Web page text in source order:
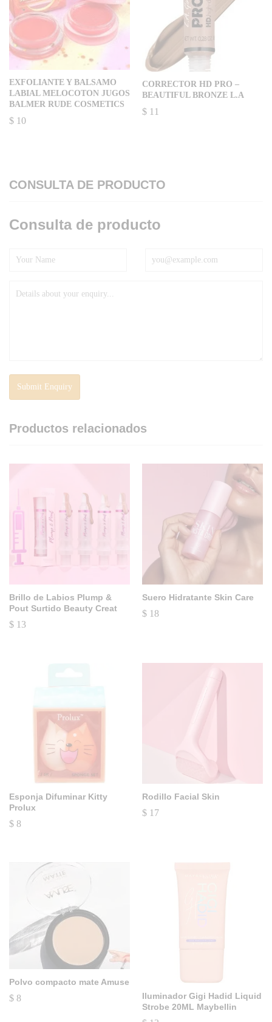
EXFOLIANTE Y BALSAMO
LABIAL MELOCOTON JUGOS
BALMER RUDE COSMETICS
$ 10
CORRECTOR HD PRO –
BEAUTIFUL BRONZE L.A
$ 11
CONSULTA DE PRODUCTO
Consulta de producto
Productos relacionados
Brillo de Labios Plump &
Pout Surtido Beauty Creat
$ 13
Suero Hidratante Skin Care
$ 18
Esponja Difuminar Kitty
Prolux
$ 8
Rodillo Facial Skin
$ 17
Polvo compacto mate Amuse
$ 8
Iluminador Gigi Hadid Liquid
Strobe 20ML Maybellin